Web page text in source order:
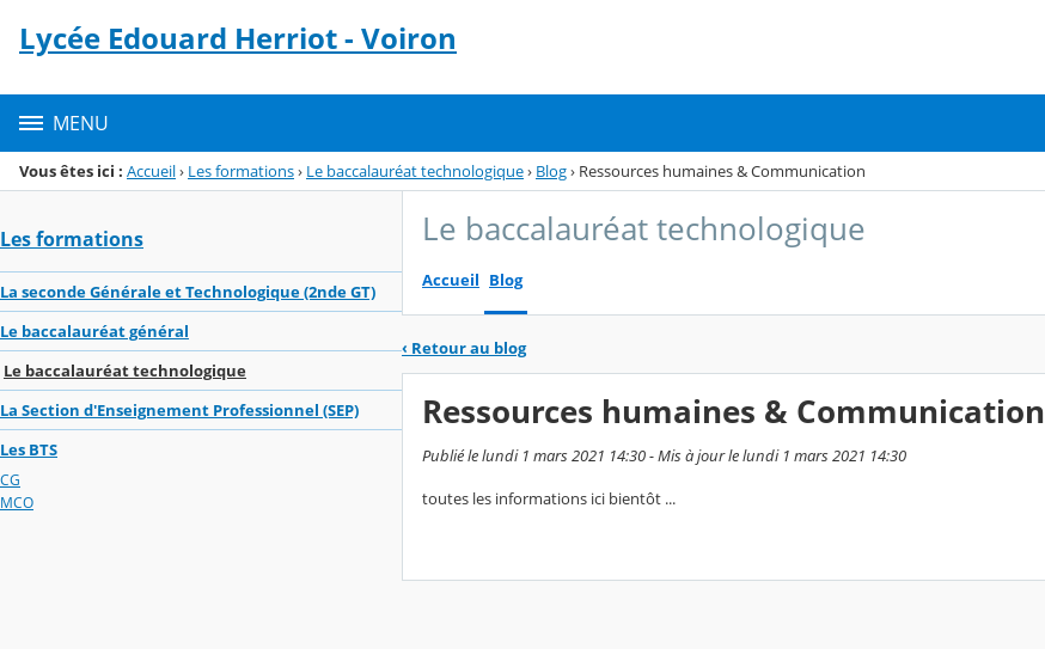
Menu de la rubrique
Contenu
Lycée Edouard Herriot - Voiron
MENU
Vous êtes ici : Accueil› Les formations› Le baccalauréat technologique› Blog› Ressources humaines & Communication
Les formations
La seconde Générale et Technologique (2nde GT)
Le baccalauréat général
Le baccalauréat technologique
La Section d'Enseignement Professionnel (SEP)
Les BTS
CG
MCO
Le baccalauréat technologique
Accueil Blog
‹ Retour au blog
Ressources humaines & Communication
Publié le lundi 1 mars 2021 14:30 - Mis à jour le lundi 1 mars 2021 14:30
toutes les informations ici bientôt ...